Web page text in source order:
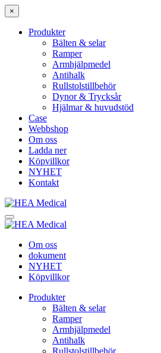
×
Produkter
Bälten & selar
Ramper
Armhjälpmedel
Antihalk
Rullstolstillbehör
Dynor & Trycksår
Hjälmar & huvudstöd
Case
Webbshop
Om oss
Ladda ner
Köpvillkor
NYHET
Kontakt
Om oss
dokument
NYHET
Köpvillkor
Produkter
Bälten & selar
Ramper
Armhjälpmedel
Antihalk
Rullstolstillbehör